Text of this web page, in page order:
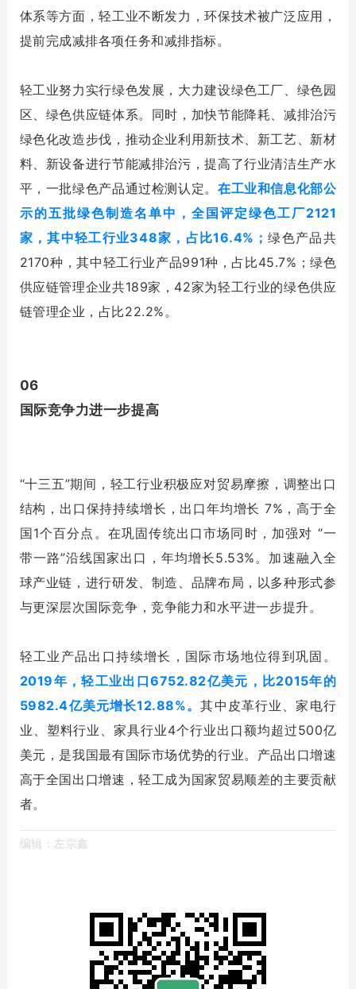
体系等方面，轻工业不断发力，环保技术被广泛应用，
提前完成减排各项任务和减排指标。
轻工业努力实行绿色发展，大力建设绿色工厂、绿色园
区、绿色供应链体系。同时，加快节能降耗、减排治污
绿色化改造步伐，推动企业利用新技术、新工艺、新材
料、新设备进行节能减排治污，提高了行业清洁生产水
平，一批绿色产品通过检测认定。 在工业和信息化部公
示的五批绿色制造名单中，全国评定绿色工厂2121
家，其中轻工行业348家，占比16.4%； 绿色产品共
2170种，其中轻工行业产品991种，占比45.7%；绿色
供应链管理企业共189家，42家为轻工行业的绿色供应
链管理企业，占比22.2%。
06
国际竞争力进一步提高
“十三五”期间，轻工行业积极应对贸易摩擦，调整出口
结构，出口保持持续增长，出口年均增长 7%，高于全
国1个百分点。在巩固传统出口市场同时，加强对 “一
带一路”沿线国家出口，年均增长5.53%。加速融入全
球产业链，进行研发、制造、品牌布局，以多种形式参
与更深层次国际竞争，竞争能力和水平进一步提升。
轻工业产品出口持续增长，国际市场地位得到巩固。
2019年，轻工业出口6752.82亿美元，比2015年的
5982.4亿美元增长12.88%。其中皮革行业、家电行
业、塑料行业、家具行业4个行业出口额均超过500亿
美元，是我国最有国际市场优势的行业。产品出口增速
高于全国出口增速，轻工成为国家贸易顺差的主要贡献
者。
编辑：左宗鑫